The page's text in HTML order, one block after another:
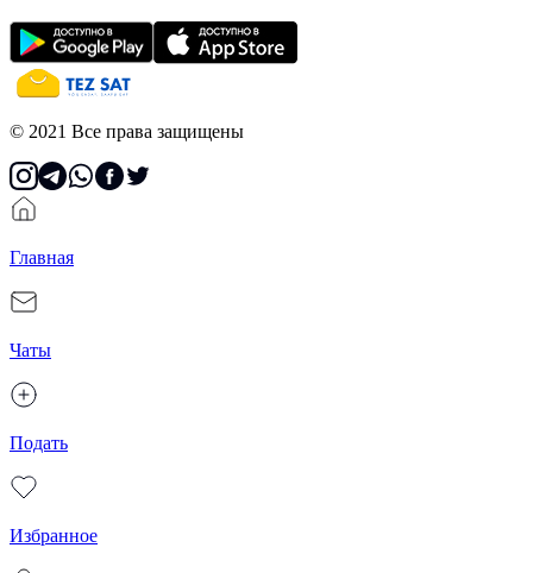
© 2021 Все права защищены
Главная
Чаты
Подать
Избранное